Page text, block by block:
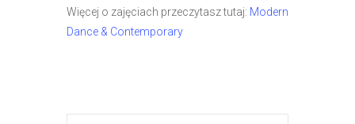
Więcej o zajęciach przeczytasz tutaj: Modern
Dance & Contemporary